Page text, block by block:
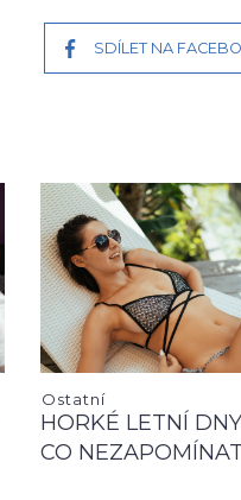
SDÍLET NA
Ostatní
HORKÉ LETNÍ
CO